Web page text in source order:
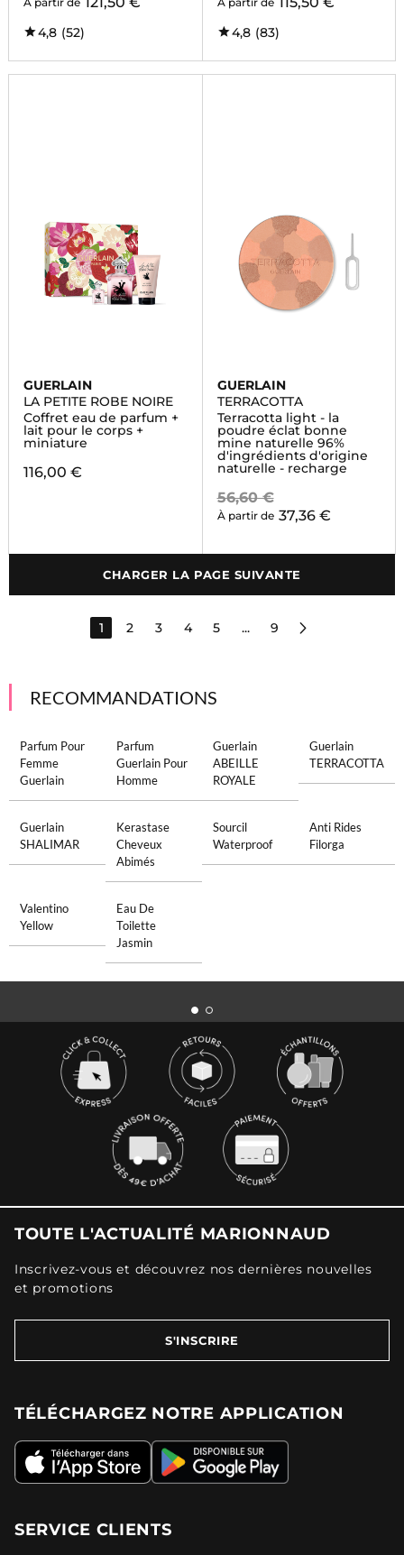
4,8 (52) 4,8 (83)
GUERLAIN
LA PETITE ROBE NOIRE
Coffret eau de parfum +
lait pour le corps +
miniature
116,00 €
GUERLAIN
TERRACOTTA
Terracotta light - la
poudre éclat bonne
mine naturelle 96%
d'ingrédients d'origine
naturelle - recharge
56,60 €
À partir de 37,36 €
CHARGER LA PAGE SUIVANTE
1 2 3 4 5 ... 9
RECOMMANDATIONS
Parfum Pour
Femme
Guerlain
Parfum
Guerlain Pour
Homme
Guerlain
ABEILLE
ROYALE
Guerlain
TERRACOTTA
Guerlain
SHALIMAR
Kerastase
Cheveux
Abimés
Sourcil
Waterproof
Anti Rides
Filorga
Valentino
Yellow
Eau De
Toilette
Jasmin
TOUTE L'ACTUALITÉ MARIONNAUD
Inscrivez-vous et découvrez nos dernières nouvelles
et promotions
S'INSCRIRE
TÉLÉCHARGEZ NOTRE APPLICATION
SERVICE CLIENTS